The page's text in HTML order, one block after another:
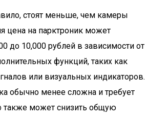
стоят меньше, чем камеры
цена на парктроник может
до 10,000 рублей в зависимости от
функций, таких как
или визуальных индикаторов.
обычно менее сложна и требует
также может снизить общую